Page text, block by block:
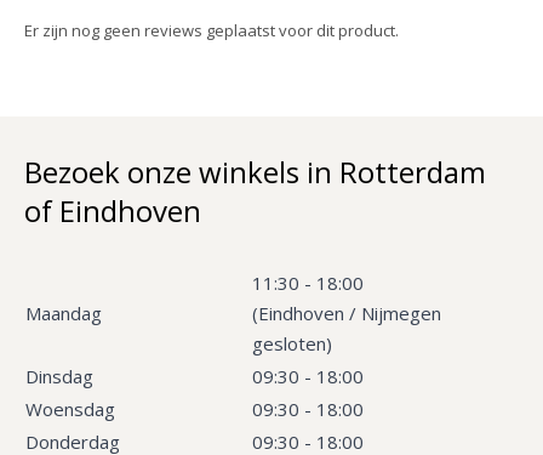
Er zijn nog geen reviews geplaatst voor dit product.
Bezoek onze winkels in Rotterdam
of Eindhoven
Maandag
11:30 - 18:00
(Eindhoven / Nijmegen
gesloten)
Dinsdag
09:30 - 18:00
Woensdag
09:30 - 18:00
Donderdag
09:30 - 18:00